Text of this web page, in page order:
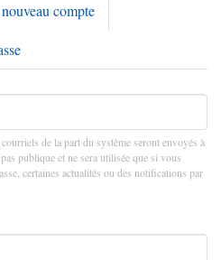
compte
actif)
de la part du système seront envoyés à
publique et ne sera utilisée que si vous
certaines actualités ou des notifications par